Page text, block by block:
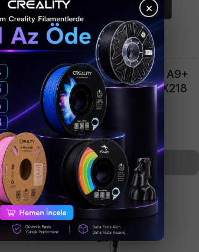
Samsung Galaxy Tab A9+
8GB/128GB LTE SM-X218
Tablet Grafit
₺ 10,799.00
Stokta Yok
Tükendi
×